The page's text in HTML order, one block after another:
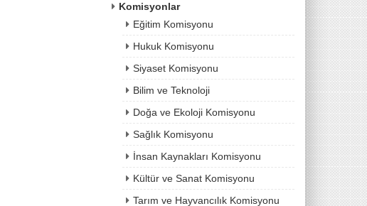
Komisyonlar
Eğitim Komisyonu
Hukuk Komisyonu
Siyaset Komisyonu
Bilim ve Teknoloji
Doğa ve Ekoloji Komisyonu
Sağlık Komisyonu
İnsan Kaynakları Komisyonu
Kültür ve Sanat Komisyonu
Tarım ve Hayvancılık Komisyonu